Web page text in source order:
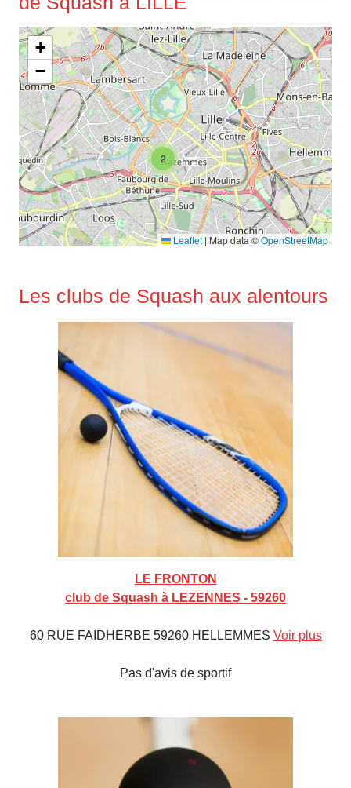
2
+
−
Leaflet | Map data ©OpenStreetMap
Les clubs de Squash aux alentours
LE FRONTON
club de Squash à LEZENNES - 59260
60 RUE FAIDHERBE 59260 HELLEMMES Voir plus
Pas d'avis de sportif